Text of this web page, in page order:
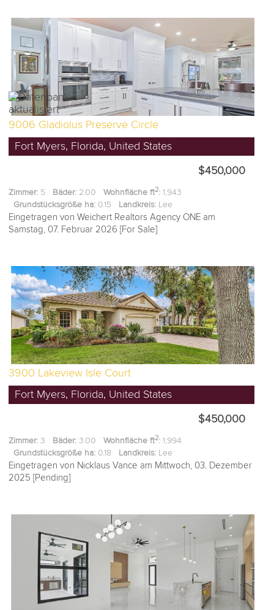
9006 Gladiolus Preserve Circle
Fort Myers, Florida, United States
$450,000
Zimmer: 5 Bäder: 2.00Wohnfläche ft2: 1,943
Grundstücksgröße ha: 0.15 Landkreis: Lee
Eingetragen von Weichert Realtors Agency ONE am
Samstag, 07. Februar 2026 [For Sale]
3900 Lakeview Isle Court
Fort Myers, Florida, United States
$450,000
Zimmer: 3 Bäder: 3.00Wohnfläche ft2: 1,994
Grundstücksgröße ha: 0.18 Landkreis: Lee
Eingetragen von Nicklaus Vance am Mittwoch, 03. Dezember
2025 [Pending]